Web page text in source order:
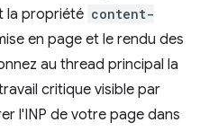
la propriété content-
en page et le rendu des
au thread principal la
critique visible par
l'INP de votre page dans